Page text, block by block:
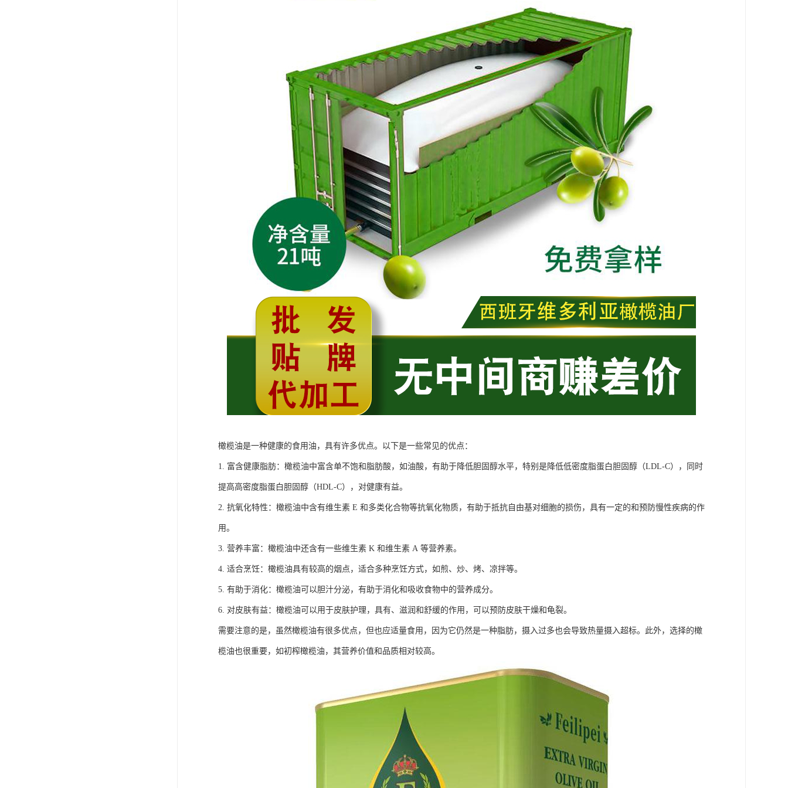
橄榄油是一种健康的食用油，具有许多优点。以下是一些常见的优点：
1. 富含健康脂肪：橄榄油中富含单不饱和脂肪酸，如油酸，有助于降低胆固醇水平，特别是降低低密度脂蛋白胆固醇（LDL-C），同时
提高高密度脂蛋白胆固醇（HDL-C），对健康有益。
2. 抗氧化特性：橄榄油中含有维生素 E 和多类化合物等抗氧化物质，有助于抵抗自由基对细胞的损伤，具有一定的和预防慢性疾病的作
用。
3. 营养丰富：橄榄油中还含有一些维生素 K 和维生素 A 等营养素。
4. 适合烹饪：橄榄油具有较高的烟点，适合多种烹饪方式，如煎、炒、烤、凉拌等。
5. 有助于消化：橄榄油可以胆汁分泌，有助于消化和吸收食物中的营养成分。
6. 对皮肤有益：橄榄油可以用于皮肤护理，具有、滋润和舒缓的作用，可以预防皮肤干燥和龟裂。
需要注意的是，虽然橄榄油有很多优点，但也应适量食用，因为它仍然是一种脂肪，摄入过多也会导致热量摄入超标。此外，选择的橄
榄油也很重要，如初榨橄榄油，其营养价值和品质相对较高。